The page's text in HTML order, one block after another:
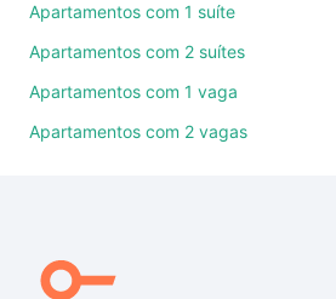
Use barra de busca no topo
ruas, bairros e até condomínios
também pode usar os filtros
combinar perfeitamente com o
Horizonte, MG ideal para você
Apartamentos com 1 suíte
Apartamentos com 2 suítes
Apartamentos com 1 vaga
Apartamentos com 2 vagas